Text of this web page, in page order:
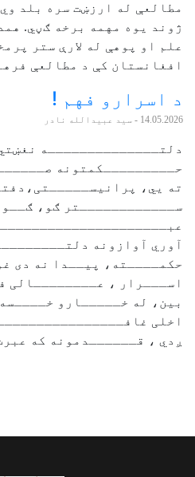
مطالعې له ارزښت سره بلد
ژوند یوه مهمه برخه ګڼي.
علم او پوهې له لارې ستر
افغانستان کې د مطالعې
د اسرارو فهم !
14.05.2026 - سيد عبيدالله نادر
دلتــــــــــــــه
حـــــــــکمتونه
ته یي،
ســــــــــــتر ګو،
آوري آوازونه
حکمــــته، پیــدا نه دی
اســـرار ، عــــــــالی
بین، له خـــــارو
اخلی
ږدي ، قــــــدمونه که